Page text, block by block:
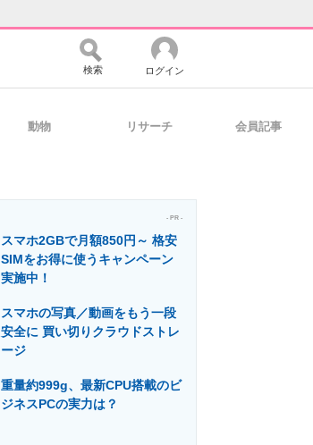
マーケ×ITの今がよく分かる
建設×テクノロジーの最前線
検索 ログイン
動物 リサーチ 会員記事
- PR -
スマホ2GBで月額850円～ 格安
SIMをお得に使うキャンペーン
実施中！
スマホの写真／動画をもう一段
安全に 買い切りクラウドストレ
ージ
重量約999g、最新CPU搭載のビ
ジネスPCの実力は？